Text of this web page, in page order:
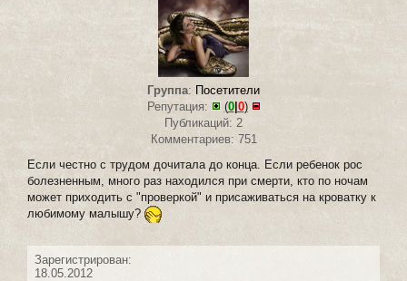
Группа: Посетители
Репутация:
(0| 0)
Публикаций: 2
Комментариев: 751
Если честно с трудом дочитала до конца. Если ребенок рос
болезненным, много раз находился при смерти, кто по ночам
может приходить с "проверкой" и присаживаться на кроватку к
любимому малышу?
Зарегистрирован:
18.05.2012